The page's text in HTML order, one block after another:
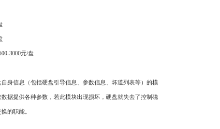
3000元/盘
信息（包括硬盘引导信息、参数信息、坏道列表等）的模
据提供各种参数，若此模块出现损坏，硬盘就失去了控制磁
的职能。